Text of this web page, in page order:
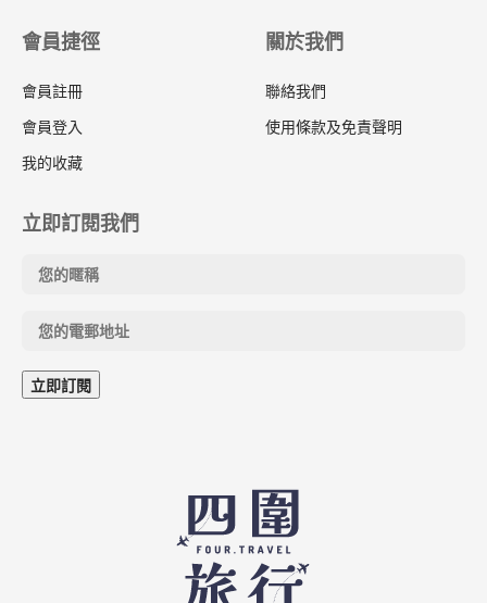
會員捷徑
會員註冊
會員登入
我的收藏
關於我們
聯絡我們
使用條款及免責聲明
立即訂閱我們